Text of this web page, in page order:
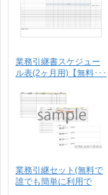
業務引継書スケジュー
ル表(2ヶ月用)【無料･･･
業務引継セット(無料で
誰でも簡単に利用で